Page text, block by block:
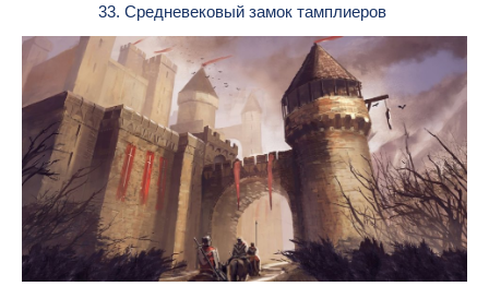
33. Средневековый замок тамплиеров